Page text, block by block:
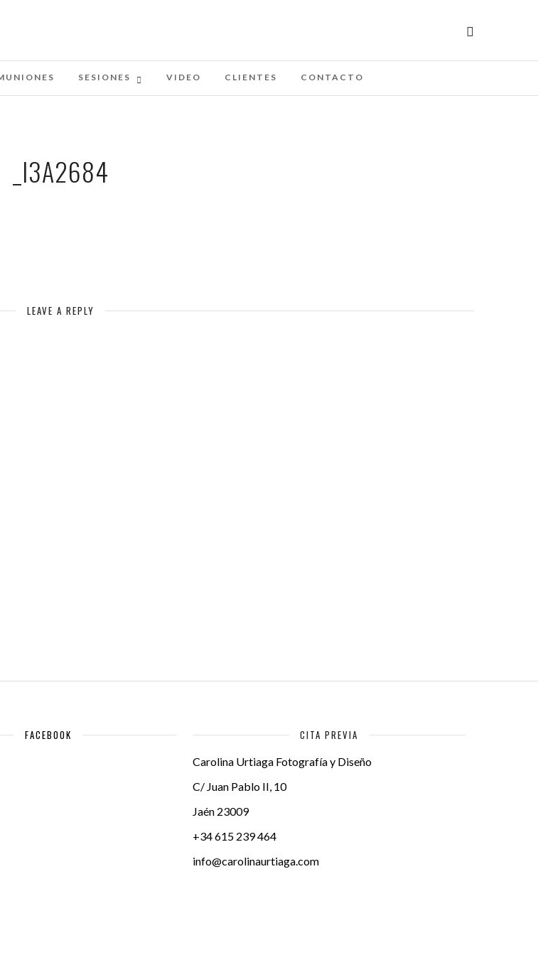
SESIONES VIDEO CLIENTES CONTACTO
_I3A2684
LEAVE A REPLY
FACEBOOK CITA PREVIA
Carolina Urtiaga Fotografía y Diseño
C/ Juan Pablo II, 10
Jaén 23009
+34 615 239 464
info@carolinaurtiaga.com